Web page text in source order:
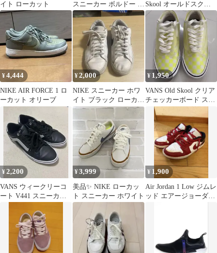
イト ローカット
スニーカー ボルドー ピ
ンク
Skool オールドスクー
ル
¥4,444
NIKE AIR FORCE 1 ロ
ーカット オリーブ
¥2,000
NIKE スニーカー ホワ
イト ブラック ローカッ
ト
¥ 1,950
VANS Old Skool クリア
チェッカーボード スニ
ーカー
¥2,200
VANS ウィークリーコ
ート V441 スニーカー
¥3,999
美品✨ NIKE ローカッ
ト スニーカー ホワイト
¥ 1,900
Air Jordan 1 Low ジムレ
ッド エアージョーダン